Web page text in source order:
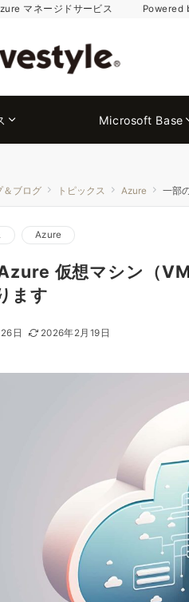
マネージドサービス Powered
Microsoft Base
＆ブログ トピックス Azure 一部
Azure
仮想マシン（
ます
日 2026年2月19日